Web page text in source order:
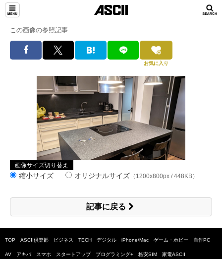
この画像の参照記事
お気に入り
画像サイズ切り替え
縮小サイズ オリジナルサイズ （1200x800px / 448KB）
記事に戻る
TOP ASCII倶楽部 ビジネス TECH デジタル iPhone/Mac ゲーム・ホビー 自作PC
AV アキバ スマホ スタートアップ プログラミング+ 格安SIM 家電ASCII